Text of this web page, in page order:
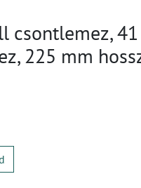
csontlemez,
225 mm